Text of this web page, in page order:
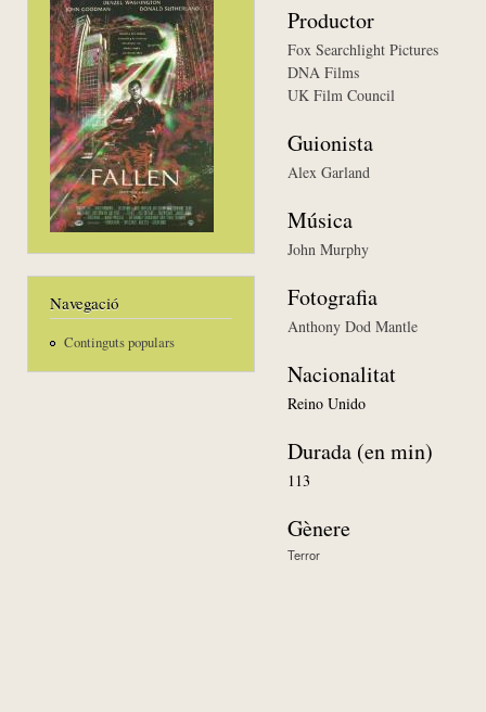
Navegació
Continguts populars
Productor
Fox Searchlight Pictures
DNA Films
UK Film Council
Guionista
Alex Garland
Música
John Murphy
Fotografia
Anthony Dod Mantle
Nacionalitat
Reino Unido
Durada (en min)
113
Gènere
Terror